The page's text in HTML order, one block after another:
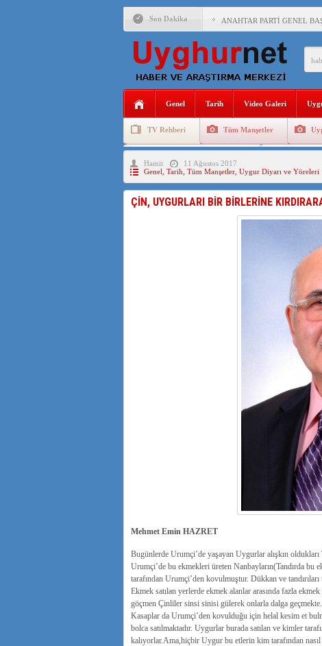
Son Dakika ANAHTAR PARTİ GENEL
ÇİN’İN DOĞU
DİYANET AKADEMİSİ
150 YILDIR KAYNAYAN
ÇİN’İN UYGUR
ÇİN’İN ANKARA
İŞGALCİ ÇİN’DEN
Genel Tarih Video Galeri
TV Rehberi Tüm Manşetler
Uygurlarda Düğün ve Cenaze
Hamit
11 Ağustos 2017
Genel Tarih Tüm Manşetler, Uygur Diyarı ve Yöreleri
ÇİN, UYGURLARI BİR BİRLERİNE
Mehmet Emin HAZRET
Bugünlerde Urumçi’de yaşayan Uygurlar alışkın
Urumçi’de bu ekmekleri üreten Nanbayların(Tandırda
tarafından Urumçi’den kovulmuştur. Dükkan ve
Ekmek satılan yerlerde ekmek alanlar arasında fazla
göçmen Çinliler sinsi sinisi gülerek onlarla dalga geçmekte.
Kasaplar da Urumçi’den kovulduğu için helal kesim et
bolca satılmaktadır. Uygurlar burada satılan ve kimler
kalıyorlar.Ama,hiçbir Uygur bu etlerin kim tarafından